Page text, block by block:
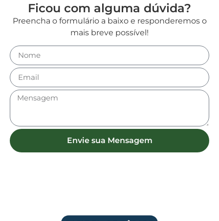
Ficou com alguma dúvida?
Preencha o formulário a baixo e responderemos o
mais breve possível!
Envie sua Mensagem